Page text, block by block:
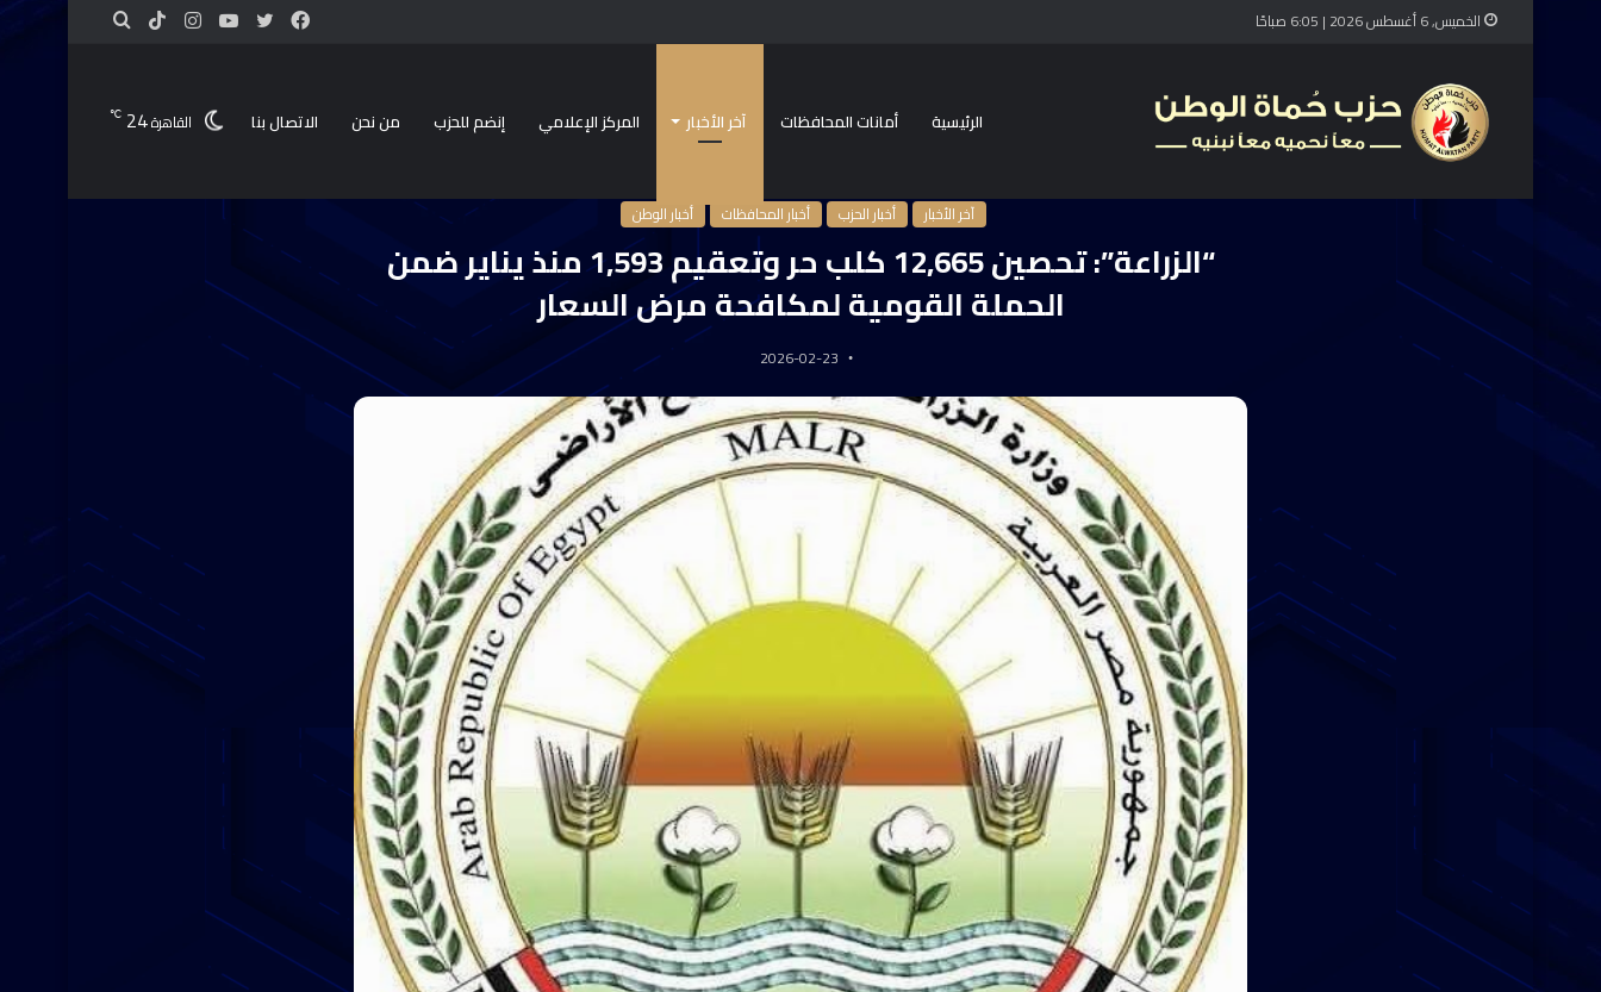
الخميس, 6 أغسطس 2026 | 6:05 صباحًا
الرئيسية أمانات المحافظات آخر الأخبار المركز الإعلامي إنضم للحزب من نحن الاتصال بنا القاهرة24
℃
آخر الأخبار أخبار الحزب أخبار المحافظات أخبار الوطن
“الزراعة”: تحصين 12,665 كلب حر وتعقيم 1,593 منذ يناير ضمن
الحملة القومية لمكافحة مرض السعار
2026-02-23